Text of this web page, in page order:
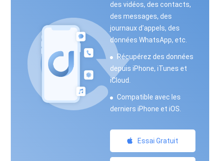
des vidéos, des contacts,
des messages, des
journaux d'appels, des
données WhatsApp, etc.
Récupérez des données
depuis iPhone, iTunes et
iCloud.
Compatible avec les
derniers iPhone et iOS.
Essai Gratuit